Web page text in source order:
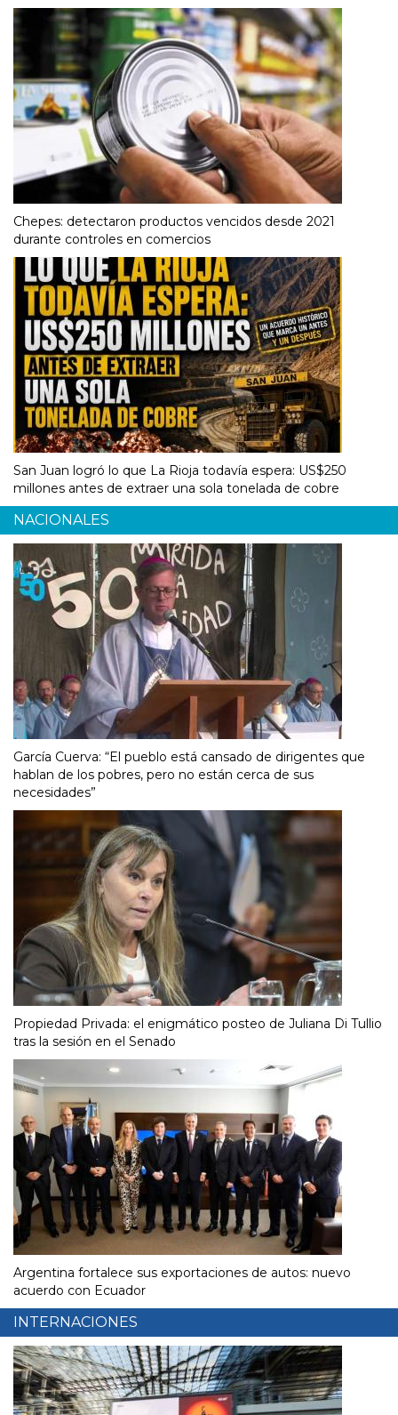
Chepes: detectaron productos vencidos desde 2021
durante controles en comercios
San Juan logró lo que La Rioja todavía espera: US$250
millones antes de extraer una sola tonelada de cobre
NACIONALES
García Cuerva: “El pueblo está cansado de dirigentes que
hablan de los pobres, pero no están cerca de sus
necesidades”
Propiedad Privada: el enigmático posteo de Juliana Di Tullio
tras la sesión en el Senado
Argentina fortalece sus exportaciones de autos: nuevo
acuerdo con Ecuador
INTERNACIONES